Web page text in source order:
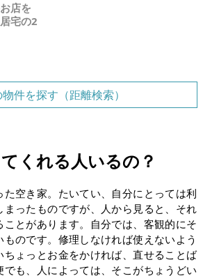
店を
宅の2
件を探す（距離検索）
くれる人いるの？
た空き家。たいてい、自分にとっては利
まったものですが、人から見ると、それ
ことがあります。自分では、客観的にそ
のです。修理しなければ使えないよう
ちょっとお金をかければ、直せることば
も、人によっては、そこがちょうどい